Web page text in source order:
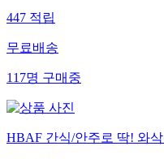
447적립
무료배송
117명구매중
HBAF 간식/안주로 딱! 와